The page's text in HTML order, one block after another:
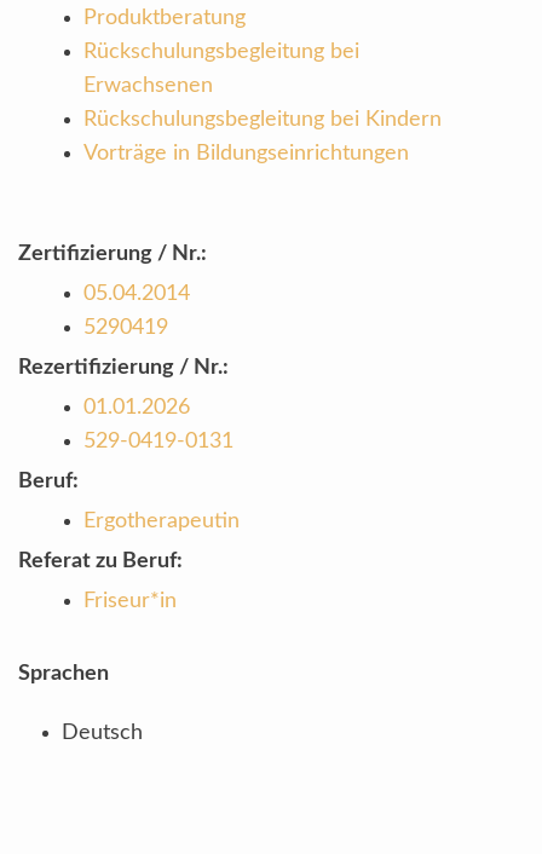
Produktberatung
Rückschulungsbegleitung bei
Erwachsenen
Rückschulungsbegleitung bei Kindern
Vorträge in Bildungseinrichtungen
Zertifizierung / Nr.:
05.04.2014
5290419
Rezertifizierung / Nr.:
01.01.2026
529-0419-0131
Beruf:
Ergotherapeutin
Referat zu Beruf:
Friseur*in
Sprachen
Deutsch